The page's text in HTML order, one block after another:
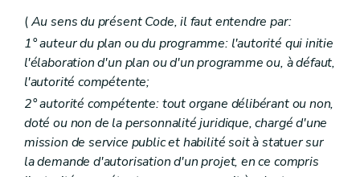
Chapitre III Plan d'environnement pour le développement durable
Art. D 37
Art. D 38
Art. D 39
Art. D 40
Art. D 41
Art. D 42
Art. D 43
Art. D 44
Art. D 45
Chapitre IV Programmes sectoriels et plans de gestion de bassin hydrographique
(Au sens du présent Code, il faut entendre par:
1° auteur du plan ou du programme: l'autorité qui initie
l'élaboration d'un plan ou d'un programme ou, à défaut,
l'autorité compétente;
2° autorité compétente: tout organe délibérant ou non,
doté ou non de la personnalité juridique, chargé d'une
mission de service public et habilité soit à statuer sur
la demande d'autorisation d'un projet, en ce compris